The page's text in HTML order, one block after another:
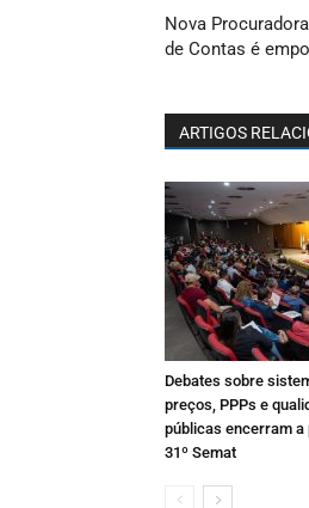
Nova
de Contas é
ARTIGOS
Debates sobre
preços, PPPs e
públicas encerram a
31º Semat